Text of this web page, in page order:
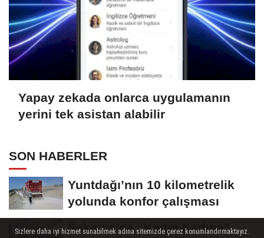
Yapay zekada onlarca uygulamanın
yerini tek asistan alabilir
SON HABERLER
Yuntdağı’nın 10 kilometrelik
yolunda konfor çalışması
Sakarya'da “Kadın Kadına”
Sizlere daha iyi hizmet sunabilmek adına sitemizde çerez konumlandırmaktayız.